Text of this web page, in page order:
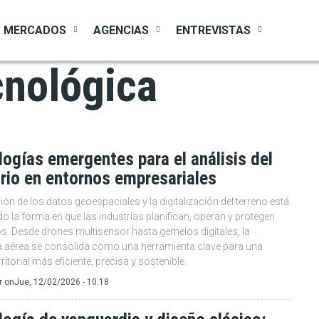
MERCADOS AGENCIAS ENTREVISTAS
emergentes para el análisis del
en entornos empresariales
de los datos geoespaciales y la digitalización del terreno está
la forma en que las industrias planifican, operan y protegen
Desde drones multisensor hasta gemelos digitales, la
aérea se consolida como una herramienta clave para una
más eficiente, precisa y sostenible.
onJue, 12/02/2026 - 10:18